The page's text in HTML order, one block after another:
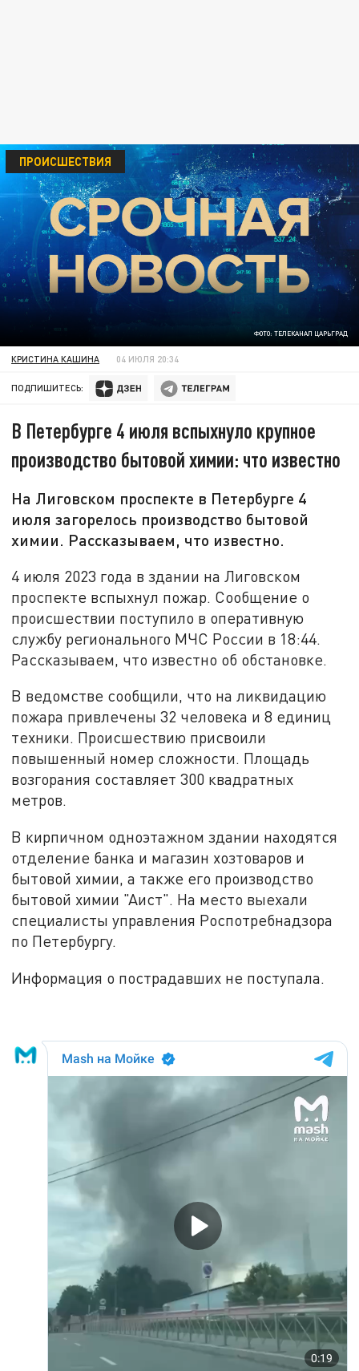
ФОТО: ТЕЛЕКАНАЛ ЦАРЬГРАД
ПРОИСШЕСТВИЯ
КРИСТИНА КАШИНА 04 ИЮЛЯ 20:34
ПОДПИШИТЕСЬ:
В Петербурге 4 июля вспыхнуло крупное
производство бытовой химии: что известно
На Лиговском проспекте в Петербурге 4
июля загорелось производство бытовой
химии. Рассказываем, что известно.
4 июля 2023 года в здании на Лиговском
проспекте вспыхнул пожар. Сообщение о
происшествии поступило в оперативную
службу регионального МЧС России в 18:44.
Рассказываем, что известно об обстановке.
В ведомстве сообщили, что на ликвидацию
пожара привлечены 32 человека и 8 единиц
техники. Происшествию присвоили
повышенный номер сложности. Площадь
возгорания составляет 300 квадратных
метров.
В кирпичном одноэтажном здании находятся
отделение банка и магазин хозтоваров и
бытовой химии, а также его производство
бытовой химии "Аист". На место выехали
специалисты управления Роспотребнадзора
по Петербургу.
Информация о пострадавших не поступала.